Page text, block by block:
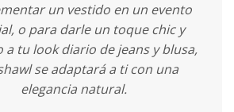
un vestido en un evento
o para darle un toque chic y
a tu look diario de jeans y blusa,
se adaptará a ti con una
elegancia natural.